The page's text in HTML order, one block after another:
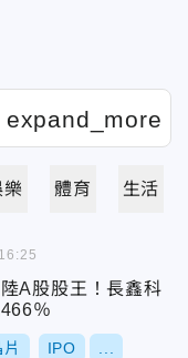
樂 體育 生活
A股股王！長鑫科
％
IPO